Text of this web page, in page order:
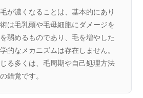
が濃くなることは、基本的にあり
は毛乳頭や毛母細胞にダメージを
弱めるものであり、毛を増やした
的なメカニズムは存在しません。
る多くは、毛周期や自己処理方法
錯覚です。